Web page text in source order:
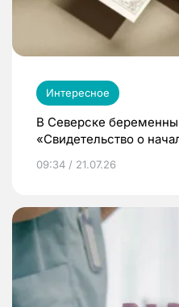
Интересное
В Северске
«Свидетельство о
09:34 / 21.07.26